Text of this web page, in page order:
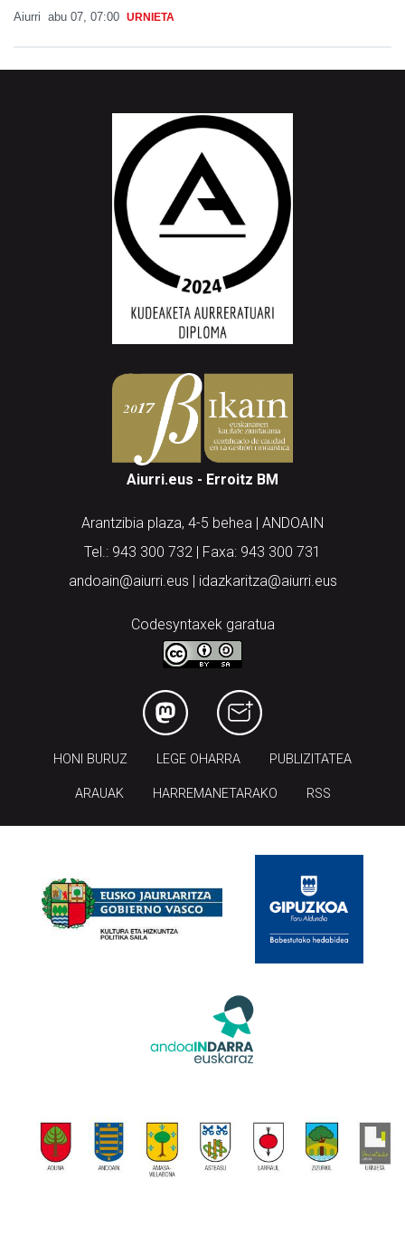
Aiurri abu 07, 07:00 URNIETA
Aiurri.eus - Erroitz BM
Arantzibia plaza, 4-5 behea | ANDOAIN
Tel.: 943 300 732 | Faxa: 943 300 731
andoain@aiurri.eus | idazkaritza@aiurri.eus
Codesyntaxek garatua
HONI BURUZ LEGE OHARRA PUBLIZITATEA
ARAUAK HARREMANETARAKO RSS